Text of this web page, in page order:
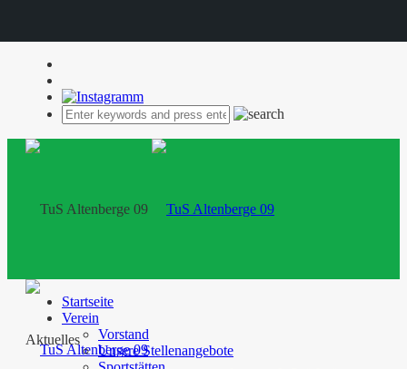
Startseite
Verein
Vorstand
Unsere Stellenangebote
Aktuelles